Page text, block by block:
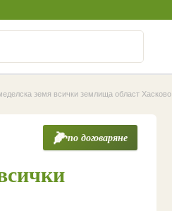
земя всички землища област Хасково
по договаряне